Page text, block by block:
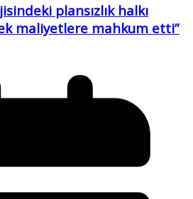
plansızlık halkı
maliyetlere mahkum etti”